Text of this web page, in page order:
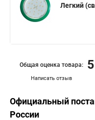
Легкий
Написать отзыв
Общая оценка товара: 5
Официальный
России